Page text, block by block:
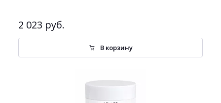
2 023 руб.
В корзину